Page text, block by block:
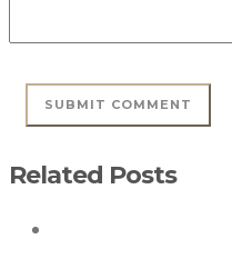
Related Posts